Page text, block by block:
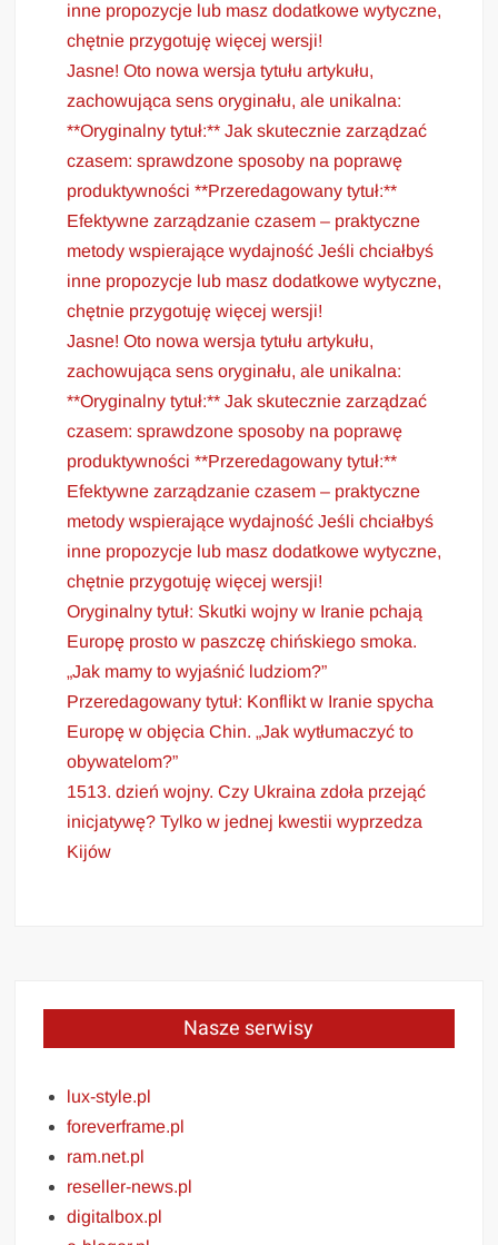
inne propozycje lub masz dodatkowe wytyczne,
chętnie przygotuję więcej wersji!
Jasne! Oto nowa wersja tytułu artykułu,
zachowująca sens oryginału, ale unikalna:
**Oryginalny tytuł:** Jak skutecznie zarządzać
czasem: sprawdzone sposoby na poprawę
produktywności **Przeredagowany tytuł:**
Efektywne zarządzanie czasem – praktyczne
metody wspierające wydajność Jeśli chciałbyś
inne propozycje lub masz dodatkowe wytyczne,
chętnie przygotuję więcej wersji!
Jasne! Oto nowa wersja tytułu artykułu,
zachowująca sens oryginału, ale unikalna:
**Oryginalny tytuł:** Jak skutecznie zarządzać
czasem: sprawdzone sposoby na poprawę
produktywności **Przeredagowany tytuł:**
Efektywne zarządzanie czasem – praktyczne
metody wspierające wydajność Jeśli chciałbyś
inne propozycje lub masz dodatkowe wytyczne,
chętnie przygotuję więcej wersji!
Oryginalny tytuł: Skutki wojny w Iranie pchają
Europę prosto w paszczę chińskiego smoka.
„Jak mamy to wyjaśnić ludziom?”
Przeredagowany tytuł: Konflikt w Iranie spycha
Europę w objęcia Chin. „Jak wytłumaczyć to
obywatelom?”
1513. dzień wojny. Czy Ukraina zdoła przejąć
inicjatywę? Tylko w jednej kwestii wyprzedza
Kijów
Nasze serwisy
lux-style.pl
foreverframe.pl
ram.net.pl
reseller-news.pl
digitalbox.pl